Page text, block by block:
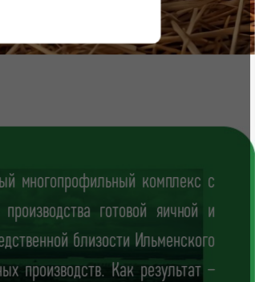
многопрофильный комплекс с
готовой яичной и
близости Ильменского
производств. Как результат –